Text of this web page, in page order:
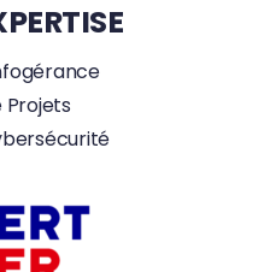
Projets